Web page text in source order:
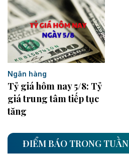
Ngân hàng
Tỷ giá hôm nay 5/8: Tỷ
giá trung tâm tiếp tục
tăng
ĐIỂM BÁO TRONG TUẦN